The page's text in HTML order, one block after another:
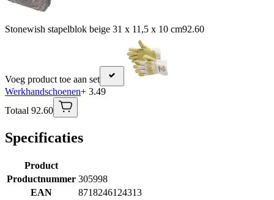
Stonewish stapelblok beige 31 x 11,5 x 10 cm92.60
Voeg product toe aan set
Werkhandschoenen+ 3.49
Totaal 92.60
Specificaties
Product
Productnummer 305998
EAN
8718246124313